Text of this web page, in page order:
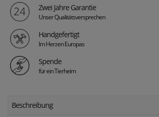
Zwei Jahre Garantie
Unser Qualitätsversprechen
Handgefertigt
Im Herzen Europas
Spende
für ein Tierheim
Beschreibung